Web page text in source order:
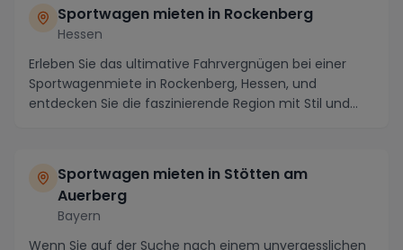
Sportwagen mieten in Rockenberg
Hessen
Erleben Sie das ultimative Fahrvergnügen bei einer
Sportwagenmiete in Rockenberg, Hessen, und
entdecken Sie die faszinierende Region mit Stil und
Sportwagen mieten in Stötten am
Auerberg
Bayern
Wenn Sie auf der Suche nach einem unvergesslichen